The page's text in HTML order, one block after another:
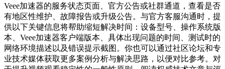
Veee加速器的服务状态页面、官方公告或社群通道，查看是否
有地区性维护、故障报告或升级公告。与官方客服沟通时，提
供以下关键信息将帮助缩短解决时间：设备型号、操作系统版
本、Veee加速器客户端版本、具体出现问题的时间、测试时的
网络环境描述以及错误提示截图。你也可以通过社区论坛和专
业技术媒体获取更多案例分析与解决思路，以便对比参考。对